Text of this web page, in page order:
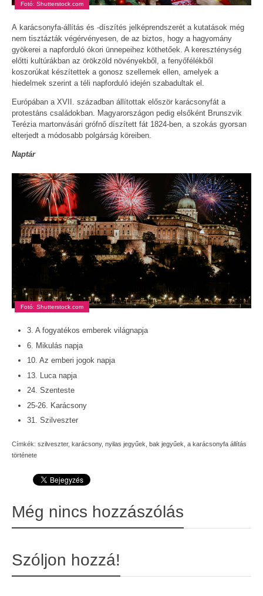
Fotó: Shutterstock.com
A karácsonyfa-állítás és -díszítés jelképrendszerét a kutatások még
nem tisztázták végérvényesen, de az biztos, hogy a hagyomány
gyökerei a napforduló ókori ünnepeihez köthetőek. A kereszténység
előtti kultúrákban az örökzöld növényekből, a fenyőfélékből
koszorúkat készítettek a gonosz szellemek ellen, amelyek a
hiedelmek szerint a téli napforduló idején szabadultak el.
Európában a XVII. században állítottak először karácsonyfát a
protestáns családokban. Magyarországon pedig elsőként Brunszvik
Terézia martonvásári grófnő díszített fát 1824-ben, a szokás gyorsan
elterjedt a módosabb polgárság köreiben.
Naptár
Fotó: Shutterstock.com
3. A fogyatékos emberek világnapja
6. Mikulás napja
10. Az emberi jogok napja
13. Luca napja
24. Szenteste
25-26. Karácsony
31. Szilveszter
Címkék: szilveszter, karácsony, nyilas jegyűek bak jegyűek a karácsonyfa állítás
története
Még nincs hozzászólás
Szóljon hozzá!